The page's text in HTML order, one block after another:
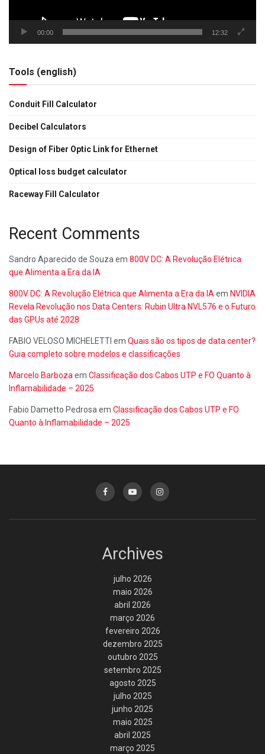
00:00 12:32
Tools (english)
Conduit Fill Calculator
Decibel Calculators
Design of Fiber Optic Link for Ethernet
Optical loss budget calculator
Raceway Fill Calculator
Recent Comments
Sandro Aparecido de Souza em 800V DC: A Revolução Elétrica
que Alimenta a Era da IA
800V DC: A Revolução Elétrica que Alimenta a Era da IA em NVIDIA
Revela Revolução nos Data Centers: Rubin Ultra NVL576 e o Futuro
das GPUs até 2028
FABIO VELOSO MICHELETTI em Quais são os tipos de data center?
Guia completo sobre modelos e classificações
Marcelo Barboza em Classificação dos Cabos UTP e FO Quanto à
Inflamabilidade – 2025
Fabio Dametto Pedrosa em Classificação dos Cabos UTP e FO
Quanto à Inflamabilidade – 2025
Archives
julho 2026
maio 2026
abril 2026
março 2026
fevereiro 2026
dezembro 2025
outubro 2025
setembro 2025
agosto 2025
julho 2025
junho 2025
maio 2025
abril 2025
março 2025